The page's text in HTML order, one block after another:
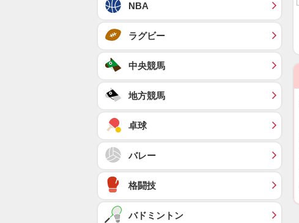
NBA
ラグビー
中央競馬
地方競馬
卓球
バレー
格闘技
バドミントン